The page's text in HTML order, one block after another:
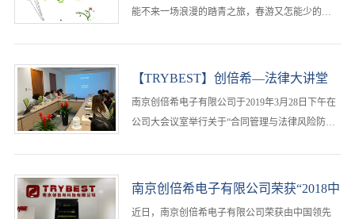
能不来一场浪漫的踏青之旅，春游又怎能少的了
末组织了一场温馨愉快的情侣园烧烤···
【TRYBEST】创倍希—法律大讲堂
南京创倍希电子有限公司于2019年3月28日下午在
公司大会议室举行关于“合同管理与法律风险防范”
相结合的方法，大家都积极参加···
南京创倍希电子有限公司荣获“2018中
国年度优选雇主”
近日，南京创倍希电子有限公司荣获由中国领先